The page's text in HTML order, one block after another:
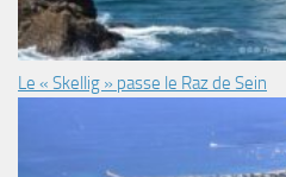
Le « Skellig » passe le Raz de Sein